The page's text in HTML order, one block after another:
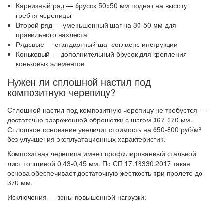
Карнизный ряд — брусок 50×50 мм поднят на высоту
гребня черепицы
Второй ряд — уменьшенный шаг на 30-50 мм для
правильного нахлеста
Рядовые — стандартный шаг согласно инструкции
Коньковый — дополнительный брусок для крепления
коньковых элементов
Нужен ли сплошной настил под
композитную черепицу?
Сплошной настил под композитную черепицу не требуется —
достаточно разреженной обрешетки с шагом 367-370 мм.
Сплошное основание увеличит стоимость на 650-800 руб/м²
без улучшения эксплуатационных характеристик.
Композитная черепица имеет профилированный стальной
лист толщиной 0,43-0,45 мм. По СП 17.13330.2017 такая
основа обеспечивает достаточную жесткость при пролете до
370 мм.
Исключения — зоны повышенной нагрузки: